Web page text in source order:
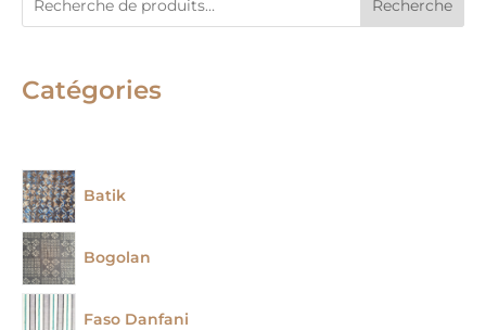
Recherche
Catégories
Batik
Bogolan
Faso Danfani